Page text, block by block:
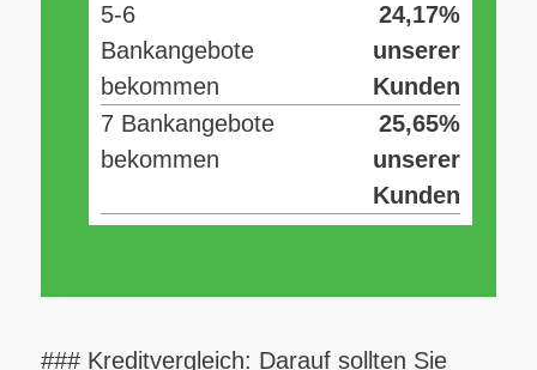
5-6
Bankangebote
bekommen
24,17%
unserer
Kunden
7 Bankangebote
bekommen
25,65%
unserer
Kunden
### Kreditvergleich: Darauf sollten Sie